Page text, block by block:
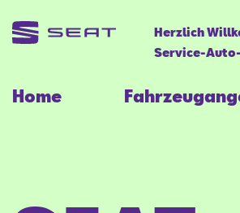
Herzlich
Service-
Home